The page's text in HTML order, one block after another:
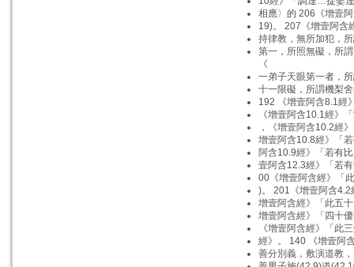
相應〉的 206《增壹
19)。 207《增壹阿含
持律教，無所加犯，
第一，所照無礙，所
《
一弟子天眼第一者，
十一限礙，所謂機梨
192 《增壹阿含8.1經
《增壹阿含10.1經》
，《增壹阿含10.2經
增壹阿含10.8經》「
阿含10.9經》「若有
壹阿含12.3經》「若
00《增壹阿含經》「
)。 201《增壹阿含4.2
增壹阿含經》「此五
增壹阿含經》「四十
《增壹阿含經》「此
經》。 140 《增壹阿
善分別義，敷演道教